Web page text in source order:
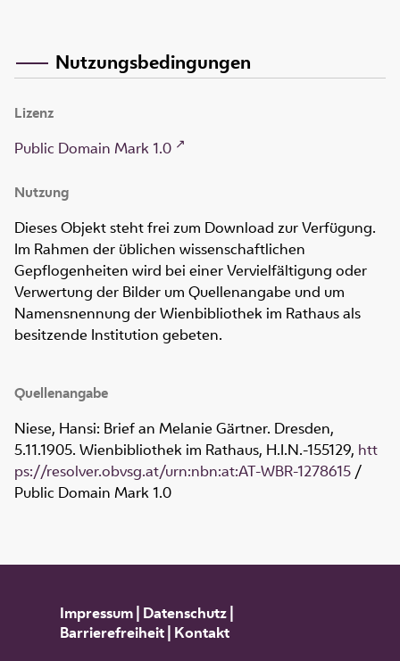
Nutzungsbedingungen
Lizenz
Public Domain Mark 1.0
Nutzung
Dieses Objekt steht frei zum Download zur Verfügung.
Im Rahmen der üblichen wissenschaftlichen
Gepflogenheiten wird bei einer Vervielfältigung oder
Verwertung der Bilder um Quellenangabe und um
Namensnennung der Wienbibliothek im Rathaus als
besitzende Institution gebeten.
Quellenangabe
Niese, Hansi: Brief an Melanie Gärtner. Dresden,
5.11.1905. Wienbibliothek im Rathaus, H.I.N.-155129, htt
ps://resolver.obvsg.at/urn:nbn:at:AT-WBR-1278615 /
Public Domain Mark 1.0
Impressum| Datenschutz|
Barrierefreiheit| Kontakt